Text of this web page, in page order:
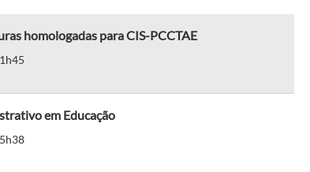
homologadas para CIS-PCCTAE
em Educação